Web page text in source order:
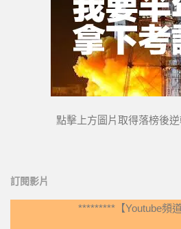
點擊上方圖片取得落榜後逆
訂閱影片
*********【Youtube頻